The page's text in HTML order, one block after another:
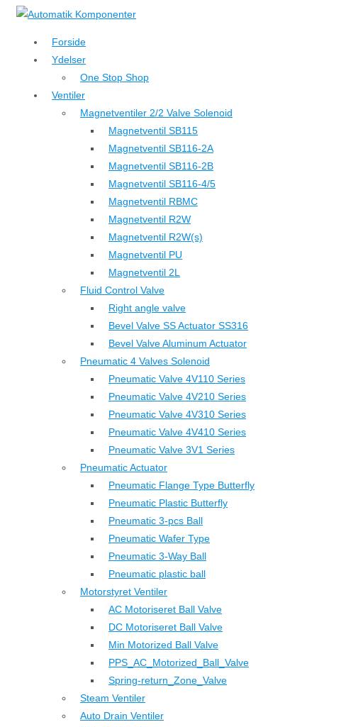
↓
hovedindhold
Forside
Ydelser
One Stop Shop
Ventiler
Magnetventiler 2/2 Valve Solenoid
Magnetventil SB115
Magnetventil SB116-2A
Magnetventil SB116-2B
Magnetventil SB116-4/5
Magnetventil RBMC
Magnetventil R2W
Magnetventil R2W(s)
Magnetventil PU
Magnetventil 2L
Fluid Control Valve
Right angle valve
Bevel Valve SS Actuator SS316
Bevel Valve Aluminum Actuator
Pneumatic 4 Valves Solenoid
Pneumatic Valve 4V110 Series
Pneumatic Valve 4V210 Series
Pneumatic Valve 4V310 Series
Pneumatic Valve 4V410 Series
Pneumatic Valve 3V1 Series
Pneumatic Actuator
Pneumatic Flange Type Butterfly
Pneumatic Plastic Butterfly
Pneumatic 3-pcs Ball
Pneumatic Wafer Type
Pneumatic 3-Way Ball
Pneumatic plastic ball
Motorstyret Ventiler
AC Motoriseret Ball Valve
DC Motoriseret Ball Valve
Min Motorized Ball Valve
PPS_AC_Motorized_Ball_Valve
Spring-return_Zone_Valve
Steam Ventiler
Auto Drain Ventiler